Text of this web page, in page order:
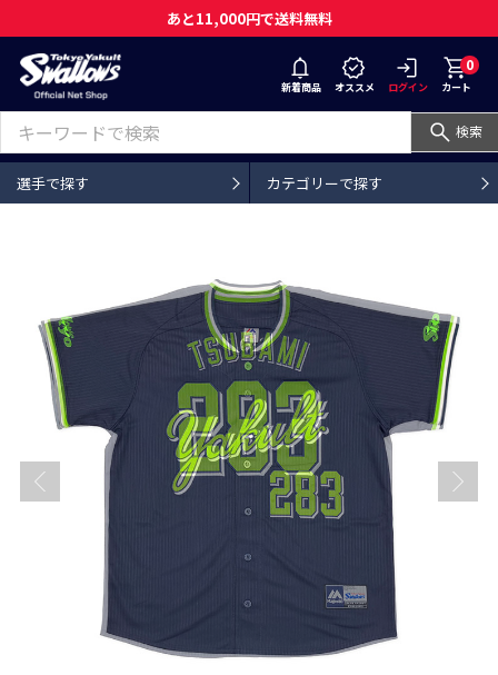
あと11,000円で送料無料
新着商品 オススメ ログイン
0
カート
検索
選手で探す カテゴリーで探す